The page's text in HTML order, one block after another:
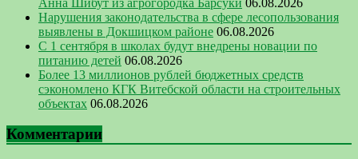
Нарушения законодательства в сфере лесопользования
выявлены в Докшицком районе 06.08.2026
С 1 сентября в школах будут внедрены новации по
питанию детей 06.08.2026
Более 13 миллионов рублей бюджетных средств
сэкономлено КГК Витебской области на строительных
объектах 06.08.2026
Комментарии